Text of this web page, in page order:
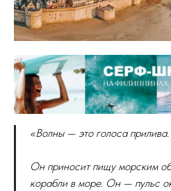
«Волны — это голоса
Он приносит пищу морским
корабли в море. Он — пульс